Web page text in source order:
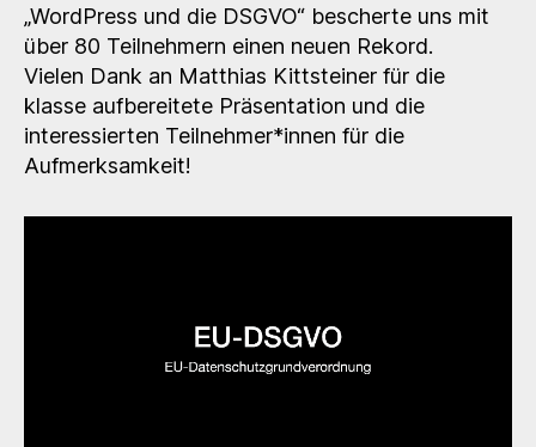
„WordPress und die DSGVO“ bescherte uns mit
über 80 Teilnehmern einen neuen Rekord.
Vielen Dank an Matthias Kittsteiner für die
klasse aufbereitete Präsentation und die
interessierten Teilnehmer*innen für die
Aufmerksamkeit!